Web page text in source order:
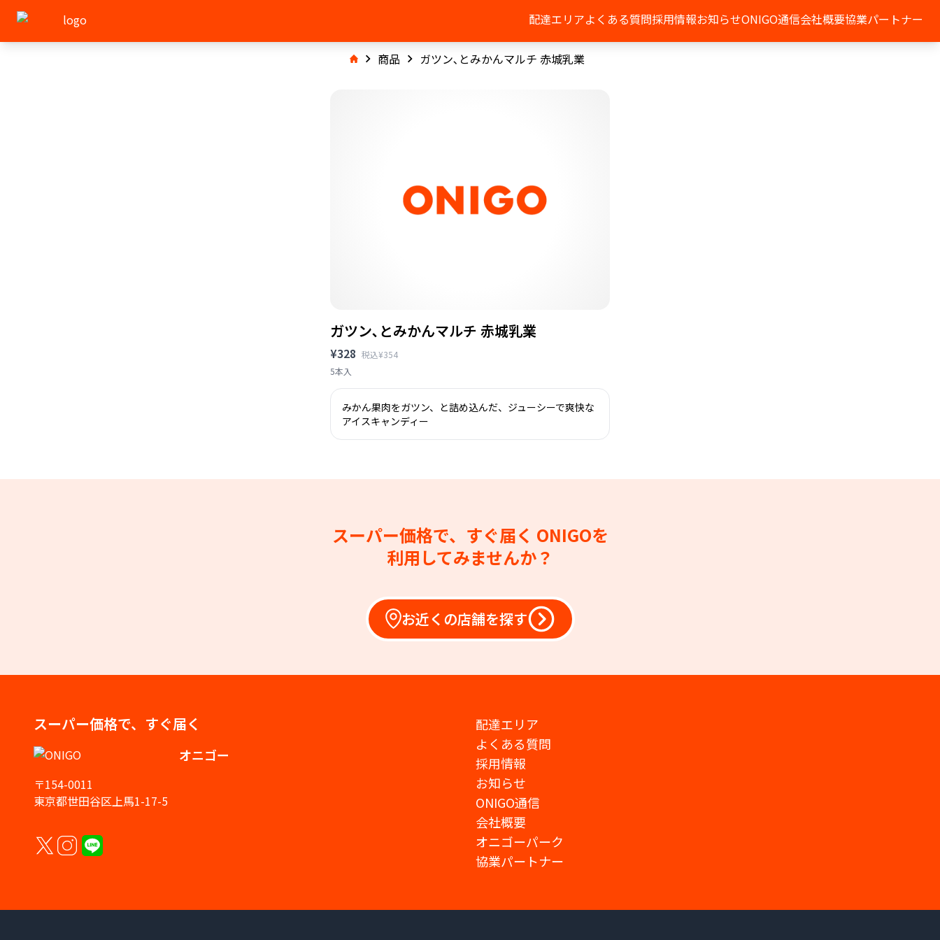
配達エリアよくある質問採用情報お知らせONIGO通信会社概要協業パートナー
商品 ガツン､とみかんマルチ 赤城乳業
ガツン､とみかんマルチ 赤城乳業
¥328 税込¥354
5本入
みかん果肉をガツン、と詰め込んだ、ジューシーで爽快な
アイスキャンディー
スーパー価格で、すぐ届く ONIGOを
利用してみませんか？
お近くの店舗を探す
スーパー価格で、すぐ届く
オニゴー
〒154-0011
東京都世田谷区上馬1-17-5
配達エリア
よくある質問
採用情報
お知らせ
ONIGO通信
会社概要
オニゴーパーク
協業パートナー